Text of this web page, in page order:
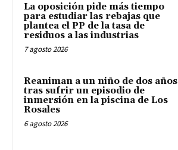
La oposición pide más tiempo
para estudiar las rebajas que
plantea el PP de la tasa de
residuos a las industrias
7 agosto 2026
Reaniman a un niño de dos años
tras sufrir un episodio de
inmersión en la piscina de Los
Rosales
6 agosto 2026